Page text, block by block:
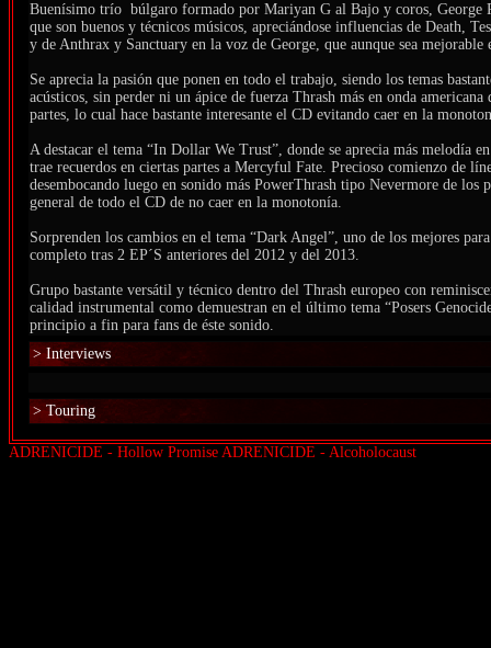
Buenísimo trío búlgaro formado por Mariyan G al Bajo y coros, George
que son buenos y técnicos músicos, apreciándose influencias de Death,
y de Anthrax y Sanctuary en la voz de George, que aunque sea mejorable
Se aprecia la pasión que ponen en todo el trabajo, siendo los temas
acústicos, sin perder ni un ápice de fuerza Thrash más en onda
partes, lo cual hace bastante interesante el CD evitando caer en la
A destacar el tema “In Dollar We Trust”, donde se aprecia más melodía
trae recuerdos en ciertas partes a Mercyful Fate. Precioso comienzo de
desembocando luego en sonido más PowerThrash tipo Nevermore de
general de todo el CD de no caer en la monotonía.
Sorprenden los cambios en el tema “Dark Angel”, uno de los mejores
completo tras 2 EP´S anteriores del 2012 y del 2013.
Grupo bastante versátil y técnico dentro del Thrash europeo con
calidad instrumental como demuestran en el último tema “Posers
principio a fin para fans de éste sonido.
> Interviews
> Touring
ADRENICIDE - Hollow Promise ADRENICIDE - Alcoholocaust